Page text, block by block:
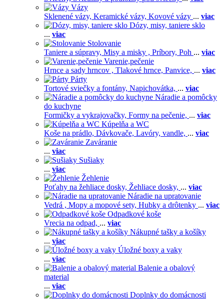
Vázy
Sklenené vázy, Keramické vázy, Kovové vázy ... viac
Dózy, misy, taniere sklo
... viac
Stolovanie
Taniere a súpravy, Misy a misky , Príbory, Poh ... viac
Varenie,pečenie
Hrnce a sady hrncov , Tlakové hrnce, Panvice, ... viac
Párty
Tortové sviečky a fontány, Napichovátka, ... viac
Náradie a pomôcky
do kuchyne
Formičky a vykrajovačky, Formy na pečenie, ... viac
Kúpelňa a WC
Koše na prádlo, Dávkovače, Lavóry, vandle, ... viac
Zaváranie
... viac
Sušiaky
... viac
Žehlenie
Poťahy na žehliace dosky, Žehliace dosky, ... viac
Náradie na upratovanie
Vedrá , Mopy a mopové sety, Hubky a drôtenky ... viac
Odpadkové koše
Vrecia na odpad, ... viac
Nákupné tašky a košíky
... viac
Úložné boxy a vaky
... viac
Balenie a obalový
material
... viac
Doplnky do domácnosti